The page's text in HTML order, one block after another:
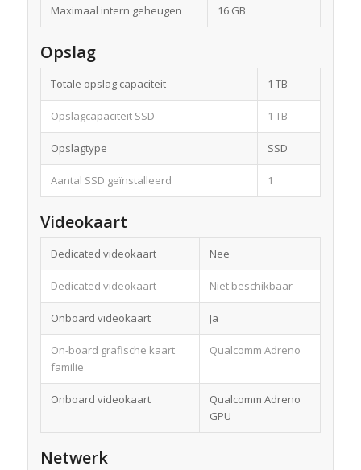
Maximaal intern geheugen 16 GB
Opslag
Totale opslag capaciteit 1 TB
Opslagcapaciteit SSD 1 TB
Opslagtype SSD
Aantal SSD geïnstalleerd 1
Videokaart
Dedicated videokaart Nee
Dedicated videokaart Niet beschikbaar
Onboard videokaart Ja
On-board grafische kaart
familie
Qualcomm Adreno
Onboard videokaart
Qualcomm Adreno
GPU
Netwerk